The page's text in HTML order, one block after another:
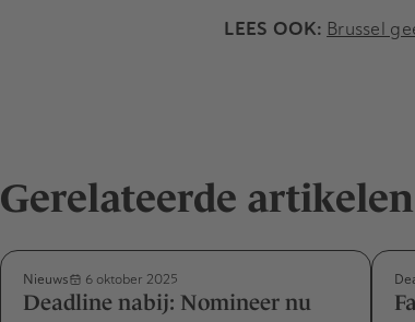
LEES OOK: Brussel
Gerelateerde artikelen
Nieuws 6 oktober 2025
Deadline nabij: Nomineer nu